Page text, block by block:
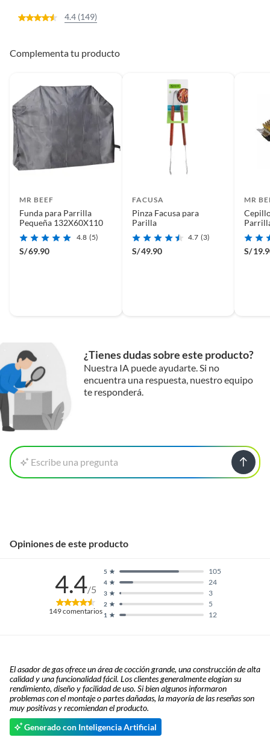
4.4 (149)
Complementa tu producto
MR BEEF
Funda para Parrilla
Pequeña 132X60X110
4.8 (5)
S/69.90
FACUSA
Pinza Facusa para
Parilla
4.7 (3)
S/49.90
MR
S/
¿Tienes dudas sobre este producto?
Nuestra IA puede ayudarte. Si no
encuentra una respuesta, nuestro equipo
te responderá.
Escribe una pregunta
Opiniones de este producto
4.4/5
149comentarios 1 12
2 5
3 3
4 24
5 105
El asador de gas ofrece un área de cocción grande, una construcción de alta
calidad y una funcionalidad fácil. Los clientes generalmente elogian su
rendimiento, diseño y facilidad de uso. Si bien algunos informaron
problemas con el montaje o partes dañadas, la mayoría de las reseñas son
muy positivas y recomiendan el producto.
Generado con Inteligencia Artificial